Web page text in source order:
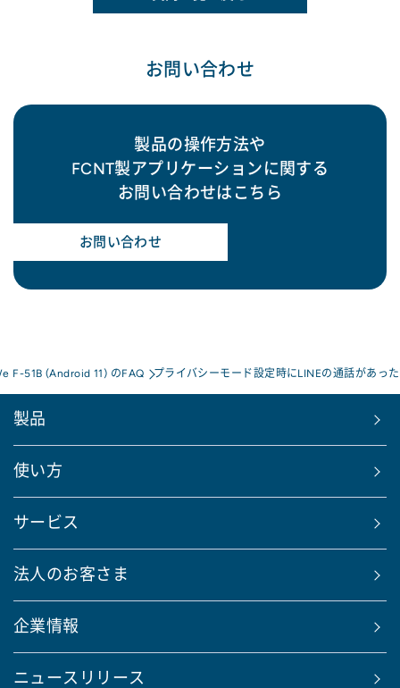
お問い合わせ
製品の操作方法や
FCNT製アプリケーションに関する
お問い合わせはこちら
お問い合わせ
F-51B (Android 11) のFAQ プライバシーモード設定時にLINEの通話があっ
製品
使い方
サービス
法人のお客さま
企業情報
ニュースリリース